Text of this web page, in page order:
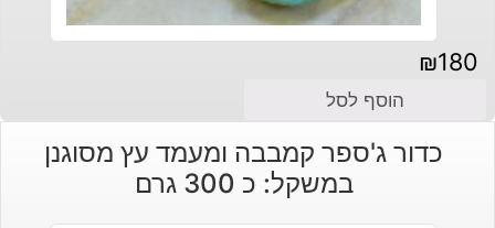
₪180
הוסף לסל
כדור ג'ספר קמבבה ומעמד עץ מסוגנן
במשקל: כ 300 גרם